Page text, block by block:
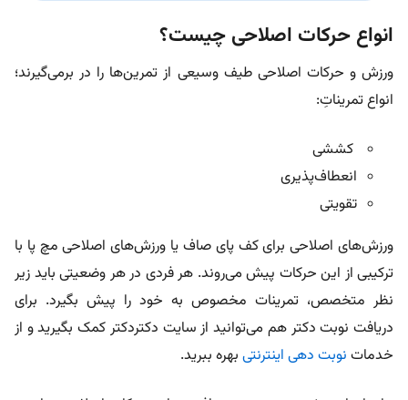
انواع حرکات اصلاحی چیست؟
ورزش و حرکات اصلاحی طیف وسیعی از تمرین‌ها را در برمی‌گیرند؛
انواع تمریناتِ:
کششی
انعطاف‌پذیری
تقویتی
ورزش‌های اصلاحی برای کف پای صاف یا ورزش‌های اصلاحی مچ پا با
ترکیبی از این حرکات پیش می‌روند. هر فردی در هر وضعیتی باید زیر
نظر متخصص، تمرینات مخصوص به خود را پیش بگیرد. برای
دریافت نوبت دکتر هم می‌توانید از سایت دکتردکتر کمک بگیرید و از
خدمات نوبت دهی اینترنتی بهره ببرید.